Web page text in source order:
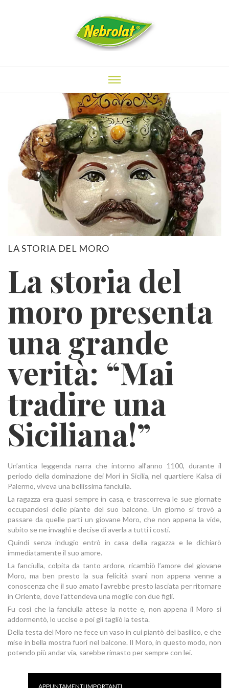
LA STORIA DEL MORO
La storia del
moro presenta
una grande
verità: “Mai
tradire una
Siciliana!”
Un’antica leggenda narra che intorno all’anno 1100, durante il
periodo della dominazione dei Mori in Sicilia, nel quartiere Kalsa di
Palermo, viveva una bellissima fanciulla.
La ragazza era quasi sempre in casa, e trascorreva le sue giornate
occupandosi delle piante del suo balcone. Un giorno si trovò a
passare da quelle parti un giovane Moro, che non appena la vide,
subito se ne invaghì e decise di averla a tutti i costi.
Quindi senza indugio entrò in casa della ragazza e le dichiarò
immediatamente il suo amore.
La fanciulla, colpita da tanto ardore, ricambiò l’amore del giovane
Moro, ma ben presto la sua felicità svanì non appena venne a
conoscenza che il suo amato l’avrebbe presto lasciata per ritornare
in Oriente, dove l’attendeva una moglie con due figli.
Fu così che la fanciulla attese la notte e, non appena il Moro si
addormentò, lo uccise e poi gli tagliò la testa.
Della testa del Moro ne fece un vaso in cui piantò del basilico, e che
mise in bella mostra fuori nel balcone. Il Moro, in questo modo, non
potendo più andar via, sarebbe rimasto per sempre con lei.
APPUNTAMENTI IMPORTANTI